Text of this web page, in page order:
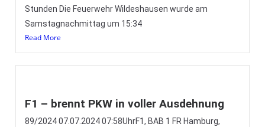
Stunden Die Feuerwehr Wildeshausen wurde am
Samstagnachmittag um 15:34
Read More
F1 – brennt PKW in voller Ausdehnung
89/2024 07.07.2024 07:58UhrF1, BAB 1 FR Hamburg,